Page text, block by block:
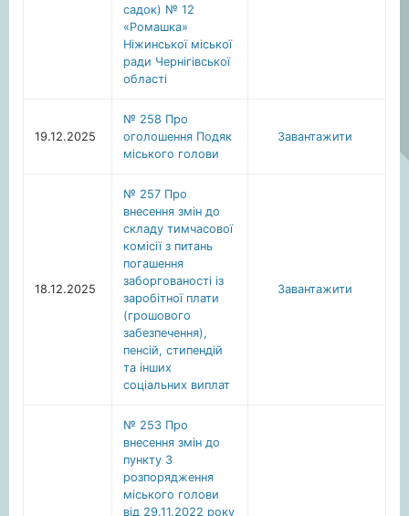
садок) № 12
«Ромашка»
Ніжинської міської
ради Чернігівської
області
19.12.2025
№ 258 Про
оголошення Подяк
міського голови
Завантажити
18.12.2025
№ 257 Про
внесення змін до
складу тимчасової
комісії з питань
погашення
заборгованості із
заробітної плати
(грошового
забезпечення),
пенсій, стипендій
та інших
соціальних виплат
Завантажити
№ 253 Про
внесення змін до
пункту 3
розпорядження
міського голови
від 29.11.2022 року